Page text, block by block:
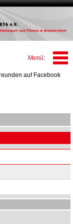
auf Facebook